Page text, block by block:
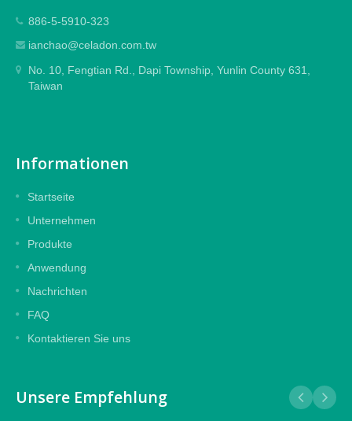
886-5-5910-323
ianchao@celadon.com.tw
No. 10, Fengtian Rd., Dapi Township, Yunlin County 631,
Taiwan
Informationen
Startseite
Unternehmen
Produkte
Anwendung
Nachrichten
FAQ
Kontaktieren Sie uns
Unsere Empfehlung